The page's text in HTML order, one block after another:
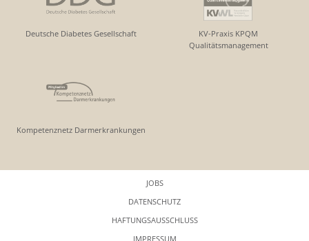
Deutsche Diabetes Gesellschaft
KV-Praxis KPQM
Qualitätsmanagement
Kompetenznetz Darmerkrankungen
JOBS
DATENSCHUTZ
HAFTUNGSAUSSCHLUSS
IMPRESSUM